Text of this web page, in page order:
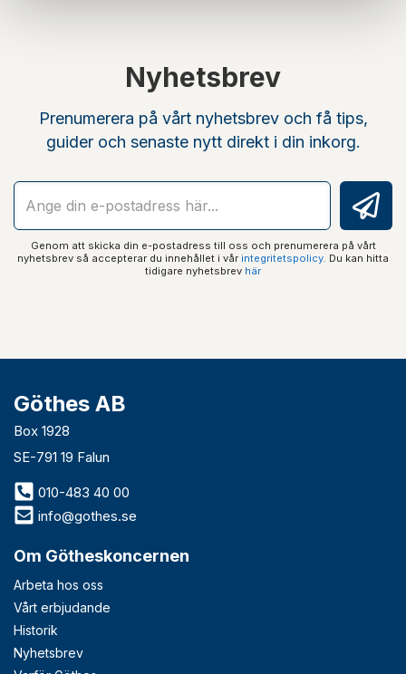
Nyhetsbrev
Prenumerera på vårt nyhetsbrev och få tips,
guider och senaste nytt direkt i din inkorg.
Genom att skicka din e-postadress till oss och prenumerera på vårt
nyhetsbrev så accepterar du innehållet i vår integritetspolicy . Du kan hitta
tidigare nyhetsbrev här
Göthes AB
Box 1928
SE-791 19 Falun
010-483 40 00
info@gothes.se
Om Götheskoncernen
Arbeta hos oss
Vårt erbjudande
Historik
Nyhetsbrev